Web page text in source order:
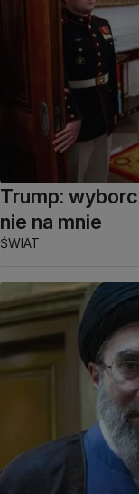
Trump:
nie na mnie
ŚWIAT